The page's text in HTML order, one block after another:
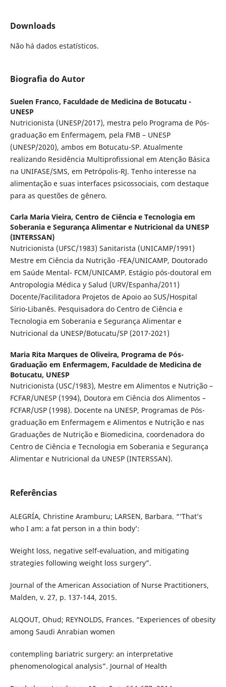
Downloads
Não há dados estatísticos.
Biografia do Autor
Suelen Franco, Faculdade de Medicina de Botucatu -
UNESP
Nutricionista (UNESP/2017), mestra pelo Programa de Pós-
graduação em Enfermagem, pela FMB – UNESP
(UNESP/2020), ambos em Botucatu-SP. Atualmente
realizando Residência Multiprofissional em Atenção Básica
na UNIFASE/SMS, em Petrópolis-RJ. Tenho interesse na
alimentação e suas interfaces psicossociais, com destaque
para as questões de gênero.
Carla Maria Vieira, Centro de Ciência e Tecnologia em
Soberania e Segurança Alimentar e Nutricional da UNESP
(INTERSSAN)
Nutricionista (UFSC/1983) Sanitarista (UNICAMP/1991)
Mestre em Ciência da Nutrição -FEA/UNICAMP, Doutorado
em Saúde Mental- FCM/UNICAMP. Estágio pós-doutoral em
Antropologia Médica y Salud (URV/Espanha/2011)
Docente/Facilitadora Projetos de Apoio ao SUS/Hospital
Sírio-Libanês. Pesquisadora do Centro de Ciência e
Tecnologia em Soberania e Segurança Alimentar e
Nutricional da UNESP/Botucatu/SP (2017-2021)
Maria Rita Marques de Oliveira, Programa de Pós-
Graduação em Enfermagem, Faculdade de Medicina de
Botucatu, UNESP
Nutricionista (USC/1983), Mestre em Alimentos e Nutrição –
FCFAR/UNESP (1994), Doutora em Ciência dos Alimentos –
FCFAR/USP (1998). Docente na UNESP, Programas de Pós-
graduação em Enfermagem e Alimentos e Nutrição e nas
Graduações de Nutrição e Biomedicina, coordenadora do
Centro de Ciência e Tecnologia em Soberania e Segurança
Alimentar e Nutricional da UNESP (INTERSSAN).
Referências
ALEGRÍA, Christine Aramburu; LARSEN, Barbara. “‘That’s
who I am: a fat person in a thin body’:
Weight loss, negative self-evaluation, and mitigating
strategies following weight loss surgery”.
Journal of the American Association of Nurse Practitioners,
Malden, v. 27, p. 137-144, 2015.
ALQOUT, Ohud; REYNOLDS, Frances. “Experiences of obesity
among Saudi Anrabian women
contempling bariatric surgery: an interpretative
phenomenological analysis”. Journal of Health